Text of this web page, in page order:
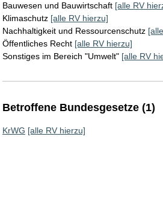
Bauwesen und Bauwirtschaft [alle RV
Klimaschutz [alle RV hierzu]
Nachhaltigkeit und Ressourcenschutz
Öffentliches Recht [alle RV hierzu]
Sonstiges im Bereich "Umwelt" [alle RV
Betroffene Bundesgesetze (1)
KrWG [alle RV hierzu]